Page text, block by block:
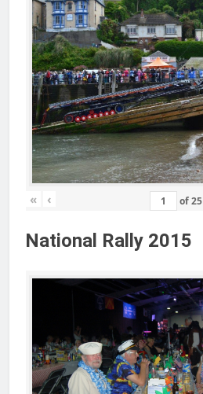
« ‹ of25
National Rally 2015